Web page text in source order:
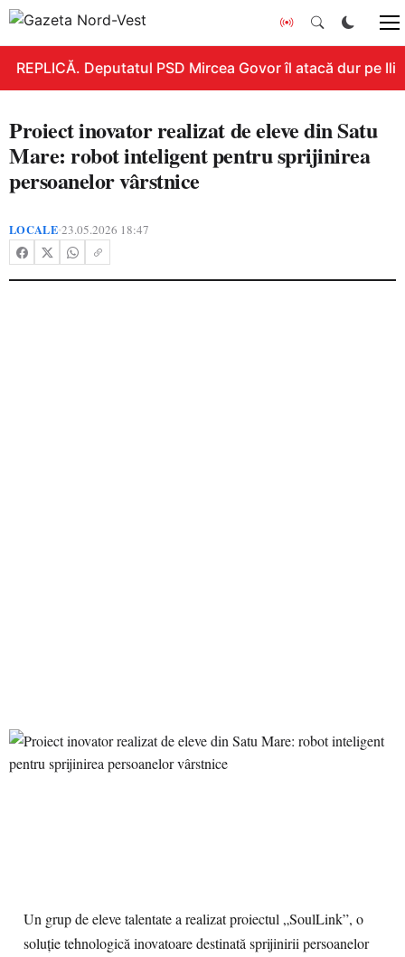
REPLICĂ. Deputatul PSD Mircea Govor îl atacă dur pe
Proiect inovator realizat de eleve din Satu
Mare: robot inteligent pentru sprijinirea
persoanelor vârstnice
LOCALE•23.05.2026 18:47
Un grup de eleve talentate a realizat proiectul „SoulLink”, o
soluție tehnologică inovatoare destinată sprijinirii persoanelor